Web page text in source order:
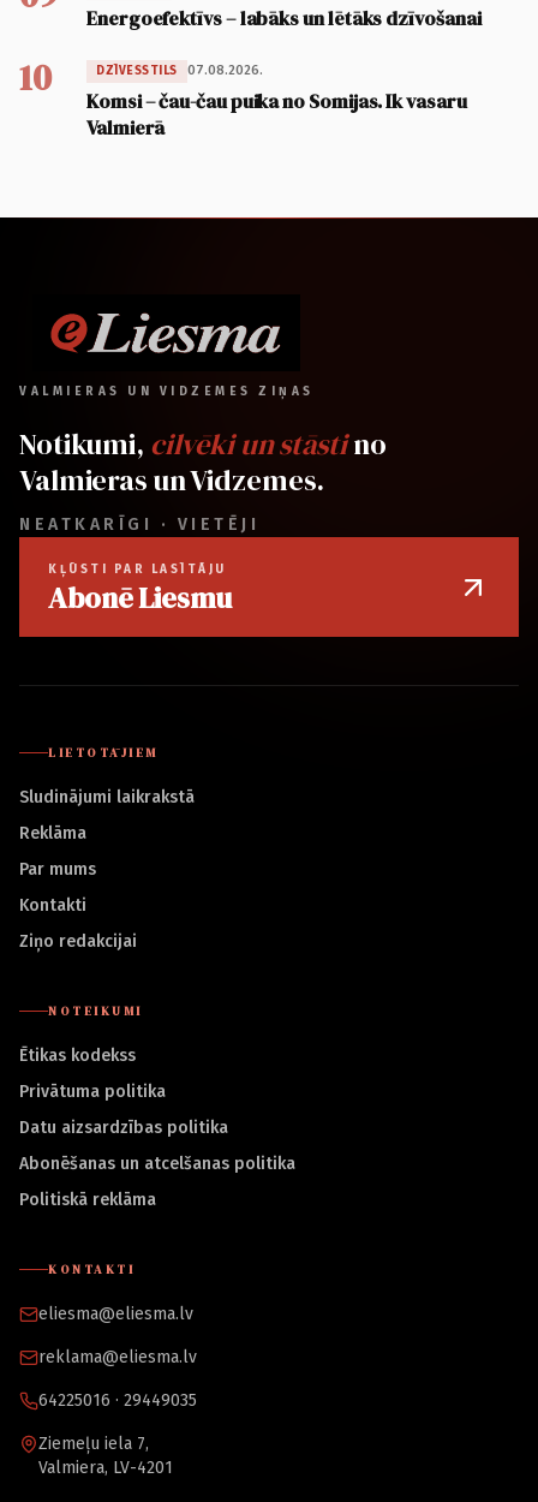
Energoefektīvs – labāks un lētāks dzīvošanai
10 DZĪVESSTILS 07.08.2026.
Komsi – čau-čau puika no Somijas. Ik vasaru
Valmierā
VALMIERAS UN VIDZEMES ZIŅAS
Notikumi, cilvēki un stāstino
Valmieras un Vidzemes.
NEATKARĪGI · VIETĒJI
KĻŪSTI PAR LASĪTĀJU
Abonē Liesmu
LIETOTĀJIEM
Sludinājumi laikrakstā
Reklāma
Par mums
Kontakti
Ziņo redakcijai
NOTEIKUMI
Ētikas kodekss
Privātuma politika
Datu aizsardzības politika
Abonēšanas un atcelšanas politika
Politiskā reklāma
KONTAKTI
eliesma@eliesma.lv
reklama@eliesma.lv
64225016 · 29449035
Ziemeļu iela 7,
Valmiera, LV-4201